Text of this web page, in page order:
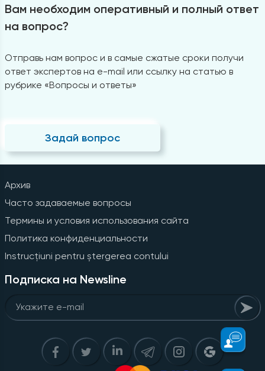
Вам необходим оперативный и полный ответ
на вопрос?
Отправь нам вопрос и в самые сжатые сроки получи
ответ экспертов на e-mail или ссылку на статью в
рубрике «Вопросы и ответы»
Задай вопрос
Архив
Часто задаваемые вопросы
Термины и условия использования сайта
Политика конфиденциальности
Instrucțiuni pentru ștergerea contului
Подписка на Newsline